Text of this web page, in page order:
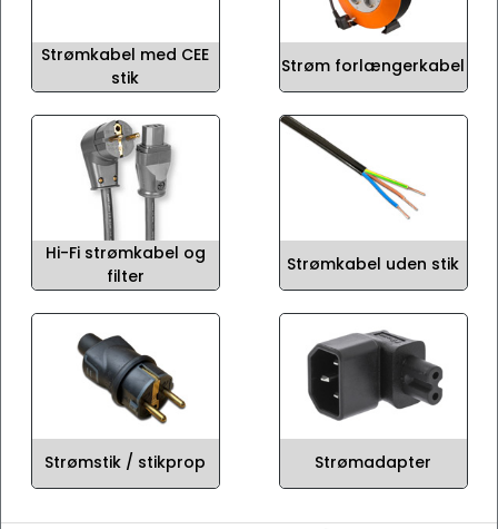
Strømkabel med CEE
stik
Strøm forlængerkabel
Hi-Fi strømkabel og
filter
Strømkabel uden stik
Strømstik / stikprop Strømadapter